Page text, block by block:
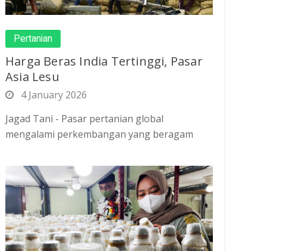
Pertanian
Harga Beras India Tertinggi, Pasar
Asia Lesu
4 January 2026
Jagad Tani - Pasar pertanian global
mengalami perkembangan yang beragam